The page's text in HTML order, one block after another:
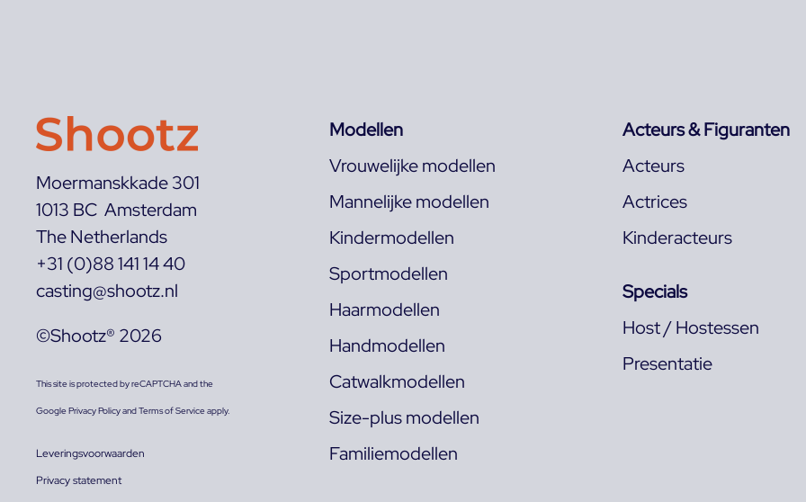
Moermanskkade 301
1013 BC Amsterdam
The Netherlands
+31 (0)88 141 14 40
casting@shootz.nl
©Shootz® 2026
This site is protected by reCAPTCHA and the
GooglePrivacy PolicyandTerms of Serviceapply.
Leveringsvoorwaarden
Privacy statement
Modellen
Vrouwelijke modellen
Mannelijke modellen
Kindermodellen
Sportmodellen
Haarmodellen
Handmodellen
Catwalkmodellen
Size-plus modellen
Familiemodellen
Acteurs & Figuranten
Acteurs
Actrices
Kinderacteurs
Specials
Host / Hostessen
Presentatie